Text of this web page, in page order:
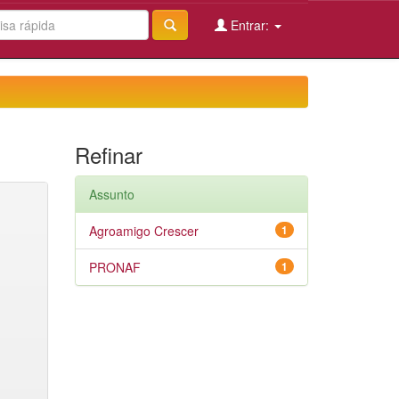
Entrar:
Refinar
Assunto
1
Agroamigo Crescer
1
PRONAF